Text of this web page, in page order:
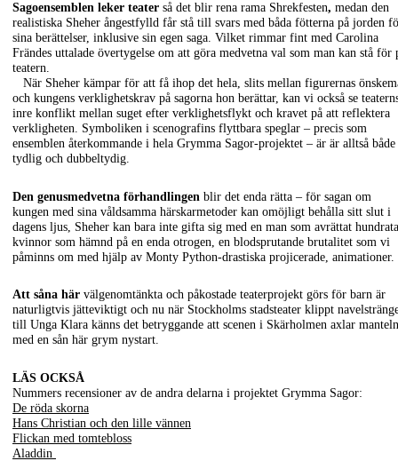
Sagoensemblen leker teater så det blir rena rama Shrekfesten, medan den
realistiska Sheher ångestfylld får stå till svars med båda fötterna på jorden
sina berättelser, inklusive sin egen saga. Vilket rimmar fint med Carolina
Frändes uttalade övertygelse om att göra medvetna val som man kan stå för
teatern.
När Sheher kämpar för att få ihop det hela, slits mellan figurernas
och kungens verklighetskrav på sagorna hon berättar, kan vi också se
inre konflikt mellan suget efter verklighetsflykt och kravet på att reflektera
verkligheten. Symboliken i scenografins flyttbara speglar – precis som
ensemblen återkommande i hela Grymma Sagor-projektet – är är alltså både
tydlig och dubbeltydig.
Den genusmedvetna förhandlingen blir det enda rätta – för sagan om
kungen med sina våldsamma härskarmetoder kan omöjligt behålla sitt slut i
dagens ljus, Sheher kan bara inte gifta sig med en man som avrättat
kvinnor som hämnd på en enda otrogen, en blodsprutande brutalitet som vi
påminns om med hjälp av Monty Python-drastiska projicerade, animationer.
Att såna här välgenomtänkta och påkostade teaterprojekt görs för barn är
naturligtvis jätteviktigt och nu när Stockholms stadsteater klippt
till Unga Klara känns det betryggande att scenen i Skärholmen axlar manteln
med en sån här grym nystart.
LÄS OCKSÅ
Nummers recensioner av de andra delarna i projektet Grymma Sagor:
De röda skorna
Hans Christian och den lille vännen
Flickan med tomtebloss
Aladdin